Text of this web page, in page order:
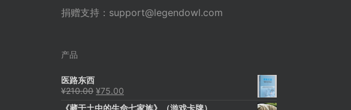
捐赠支持： support@legendowl.com
产品
医路东西
¥210.00 原
¥75.00